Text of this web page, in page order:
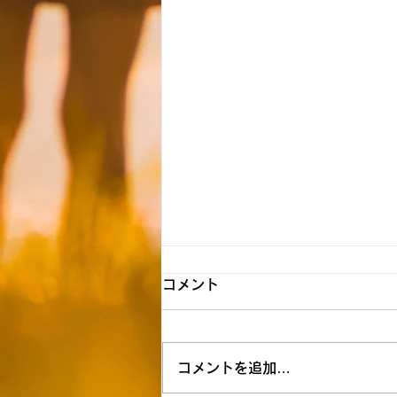
【所沢】☆8月6日（木）送迎
時間お知らせ☆
リンクを参照ください↓★
コメント
コメントを追加…